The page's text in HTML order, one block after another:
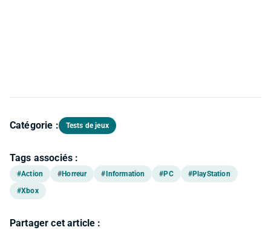
Catégorie : Tests de jeux
Tags associés :
#Action #Horreur #Information #PC
#PlayStation
#Xbox
Partager cet article :